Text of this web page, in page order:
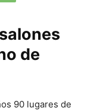
de
90 lugares de